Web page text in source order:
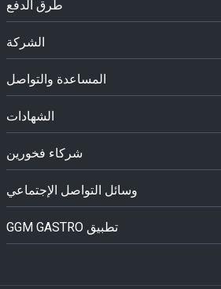
طرق الدفع
الشركة
المساعدة والتواصل
الشهادات
شركاء فخورين
وسائل التواصل الإجتماعي
GGM GASTRO تطبيق